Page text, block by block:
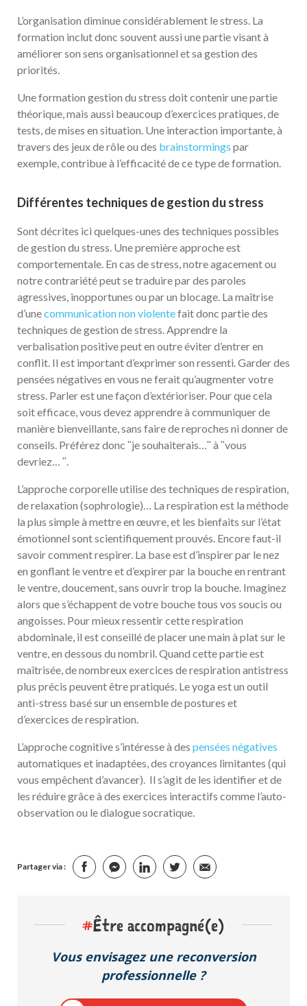
L’organisation diminue considérablement le stress. La
formation inclut donc souvent aussi une partie visant à
améliorer son sens organisationnel et sa gestion des
priorités.
Une formation gestion du stress doit contenir une partie
théorique, mais aussi beaucoup d’exercices pratiques, de
tests, de mises en situation. Une interaction importante, à
travers des jeux de rôle ou des brainstormings par
exemple, contribue à l’efficacité de ce type de formation.
Différentes techniques de gestion du stress
Sont décrites ici quelques-unes des techniques possibles
de gestion du stress. Une première approche est
comportementale. En cas de stress, notre agacement ou
notre contrariété peut se traduire par des paroles
agressives, inopportunes ou par un blocage. La maîtrise
d’unecommunication non violentefait donc partie des
techniques de gestion de stress. Apprendre la
verbalisation positive peut en outre éviter d’entrer en
conflit. Il est important d’exprimer son ressenti. Garder des
pensées négatives en vous ne ferait qu’augmenter votre
stress. Parler est une façon d’extérioriser. Pour que cela
soit efficace, vous devez apprendre à communiquer de
manière bienveillante, sans faire de reproches ni donner de
conseils. Préférez donc ʺje souhaiterais…ʺ à ʺvous
devriez… ʺ.
L’approche corporelle utilise des techniques de respiration,
de relaxation (sophrologie)… La respiration est la méthode
la plus simple à mettre en œuvre, et les bienfaits sur l’état
émotionnel sont scientifiquement prouvés. Encore faut-il
savoir comment respirer. La base est d’inspirer par le nez
en gonflant le ventre et d’expirer par la bouche en rentrant
le ventre, doucement, sans ouvrir trop la bouche. Imaginez
alors que s’échappent de votre bouche tous vos soucis ou
angoisses. Pour mieux ressentir cette respiration
abdominale, il est conseillé de placer une main à plat sur le
ventre, en dessous du nombril. Quand cette partie est
maîtrisée, de nombreux exercices de respiration antistress
plus précis peuvent être pratiqués. Le yoga est un outil
anti-stress basé sur un ensemble de postures et
d’exercices de respiration.
L’approche cognitive s’intéresse à des pensées négatives
automatiques et inadaptées, des croyances limitantes (qui
vous empêchent d’avancer). Il s’agit de les identifier et de
les réduire grâce à des exercices interactifs comme l’auto-
observation ou le dialogue socratique.
Partager via :
#Être accompagné(e)
Vous envisagez une reconversion
professionnelle ?